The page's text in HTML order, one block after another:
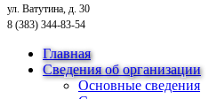
ул. Ватутина, д. 30
8 (383) 344-83-54
Главная
Сведения об организации
Основные сведения